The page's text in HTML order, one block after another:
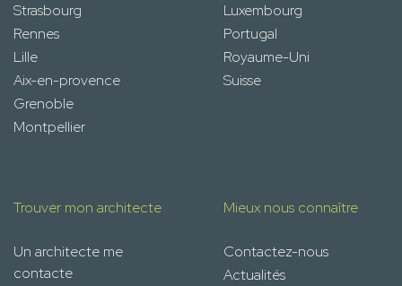
Strasbourg
Rennes
Lille
Aix-en-provence
Grenoble
Montpellier
Luxembourg
Portugal
Royaume-Uni
Suisse
Trouver mon architecte
Un architecte me
contacte
Mieux nous connaître
Contactez-nous
Actualités